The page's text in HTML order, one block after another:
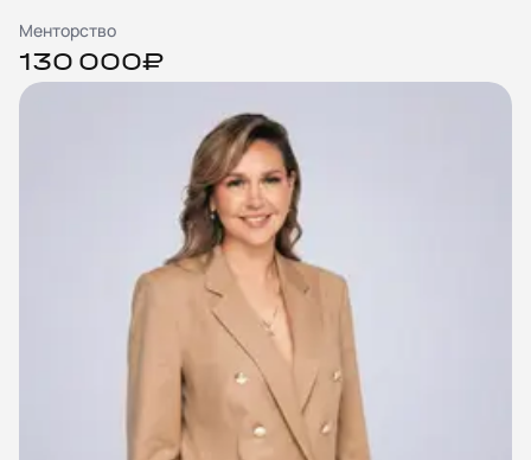
Менторство
130 000₽